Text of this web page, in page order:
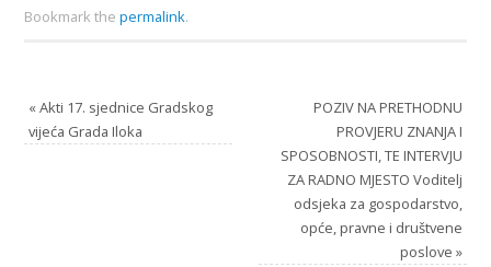
Bookmark the permalink.
«Akti 17. sjednice Gradskog
vijeća Grada Iloka
POZIV NA PRETHODNU
PROVJERU ZNANJA I
SPOSOBNOSTI, TE INTERVJU
ZA RADNO MJESTO Voditelj
odsjeka za gospodarstvo,
opće, pravne i društvene
poslove»